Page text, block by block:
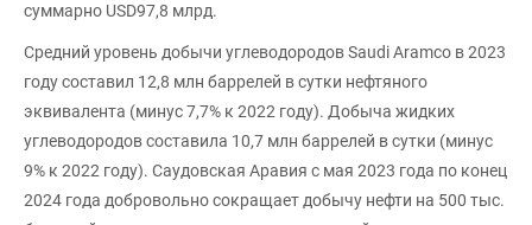
суммарно USD97,8 млрд.
Средний уровень добычи углеводородов Saudi Aramco в 2023
году составил 12,8 млн баррелей в сутки нефтяного
эквивалента (минус 7,7% к 2022 году). Добыча жидких
углеводородов составила 10,7 млн баррелей в сутки (минус
9% к 2022 году). Саудовская Аравия с мая 2023 года по конец
2024 года добровольно сокращает добычу нефти на 500 тыс.